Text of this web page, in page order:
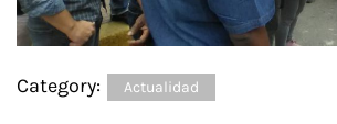
Category: Actualidad